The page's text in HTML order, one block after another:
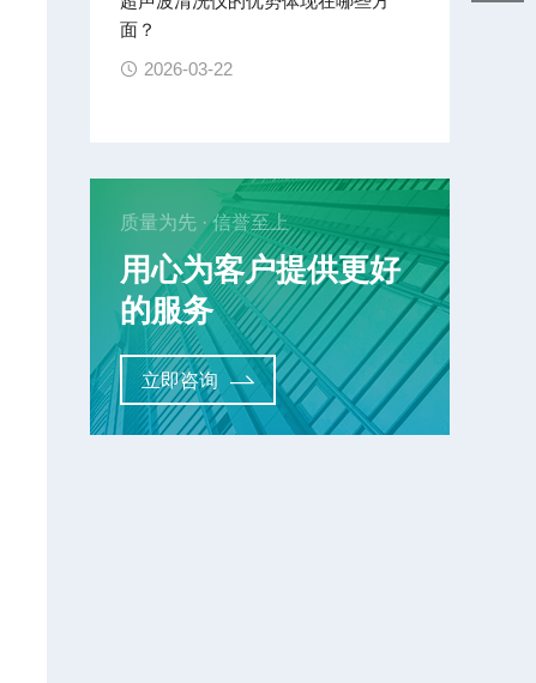
面？
2026-03-22
质量为先 · 信誉至上
用心为客户提供更好
的服务
立即咨询